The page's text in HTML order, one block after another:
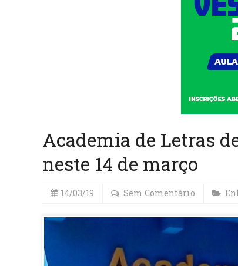
Academia de Letras
neste 14 de março
14/03/19 Sem Comentário